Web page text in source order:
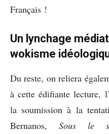
Français !
Un lynchage
wokisme
Du reste, on reliera
à cette édifiante lecture,
la soumission à la
Bernanos, Sous le